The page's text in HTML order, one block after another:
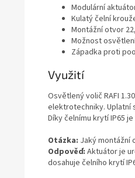
Modulární
Kulatý čelní
Montážní otvor
Možnost
Západka proti
Využití
Osvětlený volič RAFI
elektrotechniky. Uplatní
Díky čelnímu krytí IP65
Otázka: Jaký montážní
Odpověď: Aktuátor je
dosahuje čelního krytí